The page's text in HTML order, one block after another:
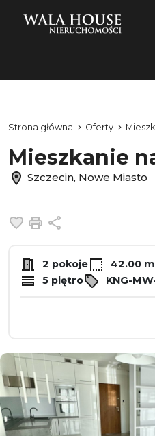
Strona główna Oferty
Mieszkanie
Szczecin, Nowe Miasto
Dodaj do ulubionych
Drukuj
2 pokoje 42.00
5 piętro KNG-